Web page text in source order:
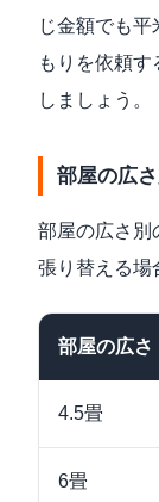
じ金額でも
もりを依頼
しましょう。
部屋の広
部屋の広さ別
張り替える場
部屋の広さ
4.5畳
6畳